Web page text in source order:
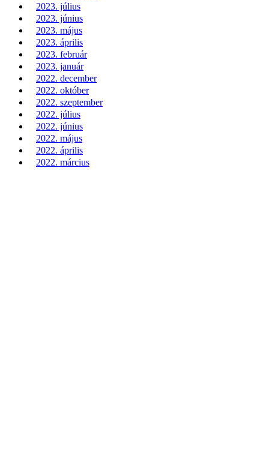
2023. július
2023. június
2023. május
2023. április
2023. február
2023. január
2022. december
2022. október
2022. szeptember
2022. július
2022. június
2022. május
2022. április
2022. március